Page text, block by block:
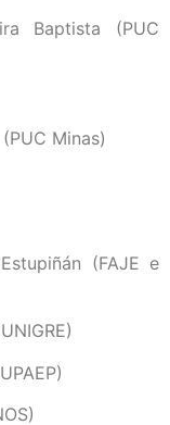
Baptista (PUC
Minas)
(FAJE e